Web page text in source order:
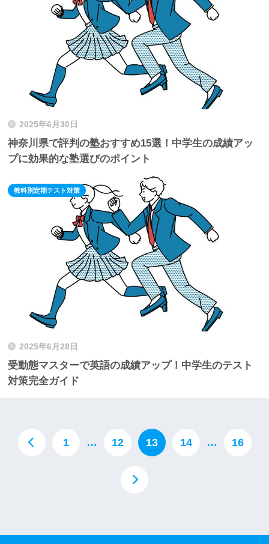
2025年6月30日
神奈川県で評判の塾おすすめ15選！中学生の成績アッ
プに効果的な塾選びのポイント
2025年6月28日
受動態マスターで英語の成績アップ！中学生のテスト
対策完全ガイド
教科別定期テスト対策
1 … 12 13 14 … 16